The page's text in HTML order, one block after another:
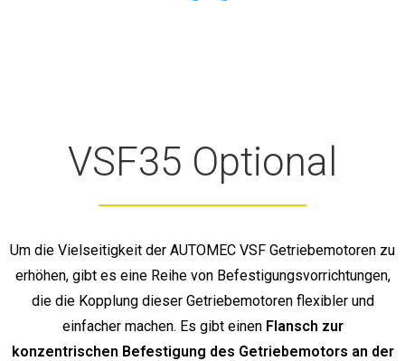
VSF35 Optional
Um die Vielseitigkeit der AUTOMEC VSF Getriebemotoren zu
erhöhen, gibt es eine Reihe von Befestigungsvorrichtungen,
die die Kopplung dieser Getriebemotoren flexibler und
einfacher machen. Es gibt einen Flansch zur
konzentrischen Befestigung des Getriebemotors an der